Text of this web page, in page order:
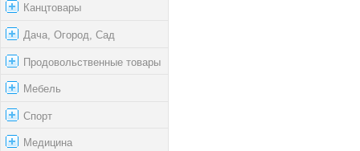
Канцтовары
Дача, Огород, Сад
Продовольственные товары
Мебель
Спорт
Медицина